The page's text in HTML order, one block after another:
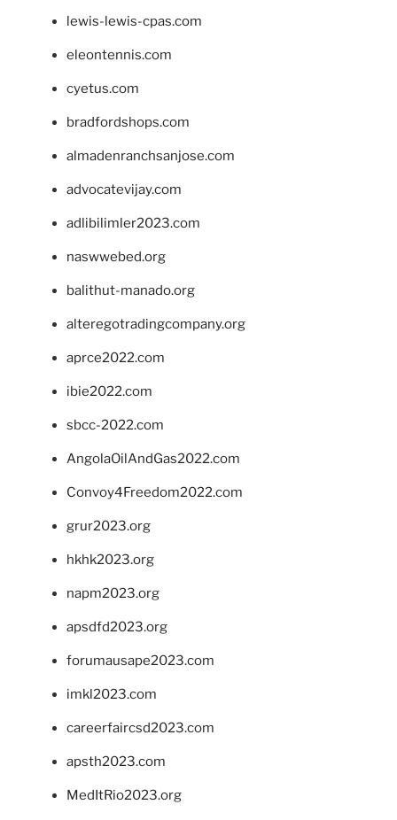
lewis-lewis-cpas.com
eleontennis.com
cyetus.com
bradfordshops.com
almadenranchsanjose.com
advocatevijay.com
adlibilimler2023.com
naswwebed.org
balithut-manado.org
alteregotradingcompany.org
aprce2022.com
ibie2022.com
sbcc-2022.com
AngolaOilAndGas2022.com
Convoy4Freedom2022.com
grur2023.org
hkhk2023.org
napm2023.org
apsdfd2023.org
forumausape2023.com
imkl2023.com
careerfaircsd2023.com
apsth2023.com
MedItRio2023.org